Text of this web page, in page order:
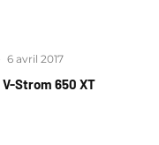
6 avril 2017
Strom 650 XT